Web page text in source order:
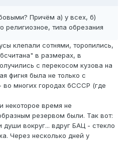
Причём а) у всех, б)
религиозное, типа обрезания
клепали сотнями, торопились,
в размерах, в
с перекосом кузова на
фигня была не только с
многих городах бСССР (где
некоторое время не
резервом были. Так вот:
души вокруг... вдруг БАЦ - стекло
Через несколько дней у